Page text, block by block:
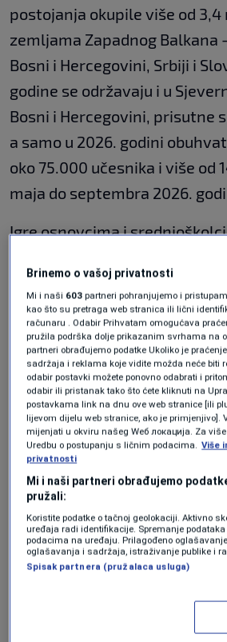
postojanja okupile više od
zemljama Zapadnog Balkana
Bosni i Hercegovini, Srbiji i
godine se održavaju i u
Bosni i Hercegovini, prisutne
a samo u 2026. godini
oko 75.000 učesnika i više od
maja do septembra 2026.
Igre osnovcima i
profesionalno organizovanim
deset sportskih disciplina, uz
edukativne i zabavne
održava pod pokroviteljstvom
olimpijskog komiteta i
podržavaju ga globalno
vrhunski sportisti i poznate
ambasadori.
Brinemo o vašoj privatnosti
Mi i naši 603 partneri pohranjujemo i
kao što su pretraga web stranica ili lični
računaru . Odabir Prihvatam omogućava
pružila podrška dolje prikazanim svrhama na
partneri obrađujemo podatke Ukoliko je
sadržaja i reklama koje vidite možda neće biti
odabir postavki možete ponovno odabrati i
odabir ili pristanak tako što ćete kliknuti na
postavkama link na dnu ove web stranice [ili
lijevom dijelu web stranice, ako je primjenjivo].
mijenjati u okviru našeg Wеб локација. Za
Uredbu o postupanju s ličnim podacima. Više
privatnosti
Mi i naši partneri obrađujemo
pružali:
Koristite podatke o tačnoj geolokaciji. Aktivno
uređaja radi identifikacije. Spremanje
podacima na uređaju. Prilagođeno
oglašavanja i sadržaja, istraživanje publike i
Spisak partnera (pružalaca usluga)